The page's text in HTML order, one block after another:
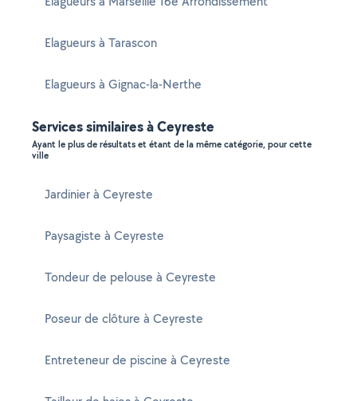
Elagueurs à Tarascon
Elagueurs à Gignac-la-Nerthe
Services similaires à Ceyreste
Ayant le plus de résultats et étant de la même catégorie, pour cette
ville
Jardinier à Ceyreste
Paysagiste à Ceyreste
Tondeur de pelouse à Ceyreste
Poseur de clôture à Ceyreste
Entreteneur de piscine à Ceyreste